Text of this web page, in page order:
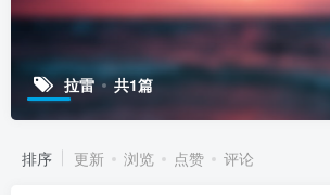
拉雷 共1篇
排序 更新 浏览 点赞 评论